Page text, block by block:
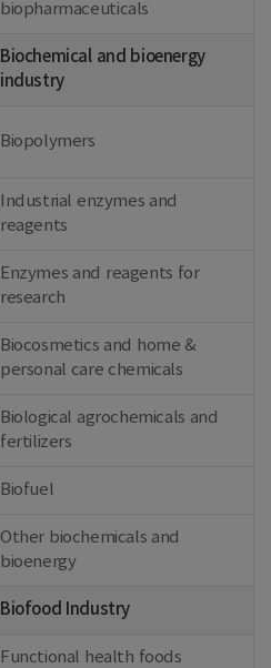
biopharmaceuticals
Biochemical and bioenergy
industry
Biopolymers
Industrial enzymes and
reagents
Enzymes and reagents for
research
Biocosmetics and home &
personal care chemicals
Biological agrochemicals and
fertilizers
Biofuel
Other biochemicals and
bioenergy
Biofood Industry
Functional health foods